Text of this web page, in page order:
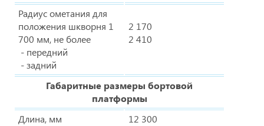
Радиус ометания для
положения шкворня 1
700 мм, не более
- передний
- задний
2 170
2 410
Габаритные размеры бортовой
платформы
Длина, мм
12 300